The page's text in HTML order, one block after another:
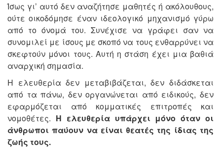
Ίσως γι’ αυτό δεν αναζήτησε μαθητές ή ακόλουθους,
ούτε οικοδόμησε έναν ιδεολογικό μηχανισμό γύρω
από το όνομά του. Συνέχισε να γράφει σαν να
συνομιλεί με ίσους με σκοπό να τους ενθαρρύνει να
σκεφτούν μόνοι τους. Αυτή η στάση έχει μια βαθιά
αναρχική σημασία.
Η ελευθερία δεν μεταβιβάζεται, δεν διδάσκεται
από τα πάνω, δεν οργανώνεται από ειδικούς, δεν
εφαρμόζεται από κομματικές επιτροπές και
νομοθέτες. Η ελευθερία υπάρχει μόνο όταν οι
άνθρωποι παύουν να είναι θεατές της ίδιας της
ζωής τους.